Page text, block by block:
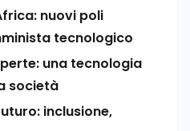
nuovi poli
tecnologico
una tecnologia
società
inclusione,